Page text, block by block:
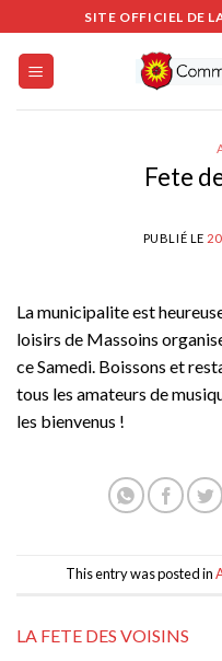
au
contenu
SITE OFFICIEL DE
Fete
PUBLIÉ LE
La municipalite est
loisirs de Massoins
ce Samedi. Boissons et
tous les amateurs de
les bienvenus !
This entry was posted in
LA FETE DES VOISINS